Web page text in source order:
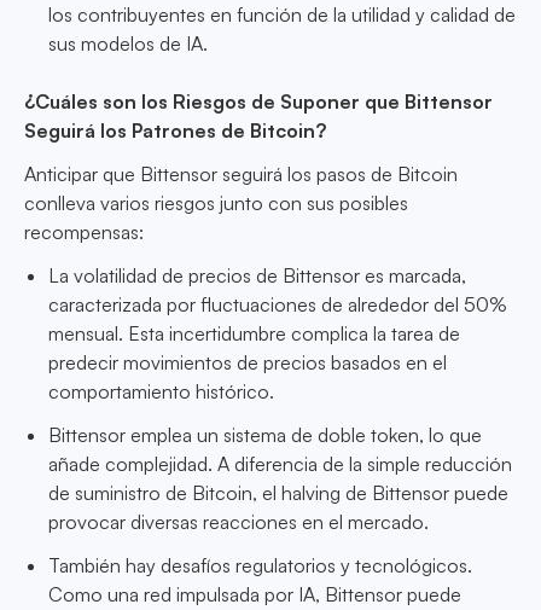
los contribuyentes en función de la utilidad y calidad de
sus modelos de IA.
¿Cuáles son los Riesgos de Suponer que Bittensor
Seguirá los Patrones de Bitcoin?
Anticipar que Bittensor seguirá los pasos de Bitcoin
conlleva varios riesgos junto con sus posibles
recompensas:
La volatilidad de precios de Bittensor es marcada,
caracterizada por fluctuaciones de alrededor del 50%
mensual. Esta incertidumbre complica la tarea de
predecir movimientos de precios basados en el
comportamiento histórico.
Bittensor emplea un sistema de doble token, lo que
añade complejidad. A diferencia de la simple reducción
de suministro de Bitcoin, el halving de Bittensor puede
provocar diversas reacciones en el mercado.
También hay desafíos regulatorios y tecnológicos.
Como una red impulsada por IA, Bittensor puede